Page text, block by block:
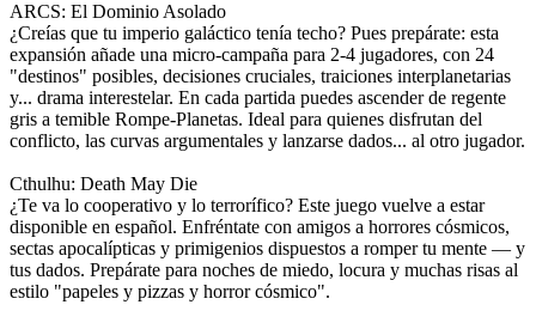
ARCS: El Dominio Asolado
¿Creías que tu imperio galáctico tenía techo? Pues prepárate: esta
expansión añade una micro-campaña para 2-4 jugadores, con 24
"destinos" posibles, decisiones cruciales, traiciones interplanetarias
y... drama interestelar. En cada partida puedes ascender de regente
gris a temible Rompe-Planetas. Ideal para quienes disfrutan del
conflicto, las curvas argumentales y lanzarse dados... al otro jugador.
Cthulhu: Death May Die
¿Te va lo cooperativo y lo terrorífico? Este juego vuelve a estar
disponible en español. Enfréntate con amigos a horrores cósmicos,
sectas apocalípticas y primigenios dispuestos a romper tu mente — y
tus dados. Prepárate para noches de miedo, locura y muchas risas al
estilo "papeles y pizzas y horror cósmico".